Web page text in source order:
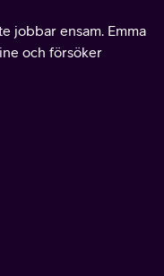
jobbar ensam. Emma
och försöker